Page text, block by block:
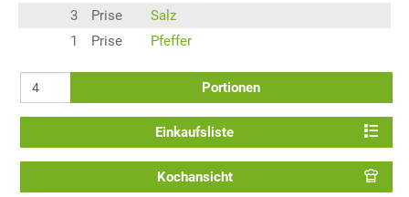
3
Prise
Salz
1
Prise Pfeffer
Portionen
Einkaufsliste
Kochansicht